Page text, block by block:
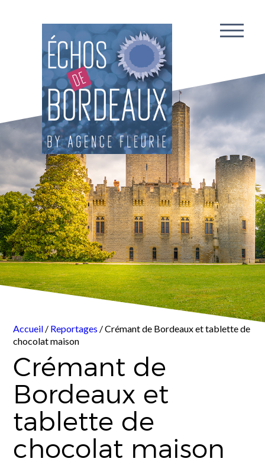
Accueil / Reportages / Crémant de Bordeaux et tablette de
chocolat maison
Crémant de
Bordeaux et
tablette de
chocolat maison